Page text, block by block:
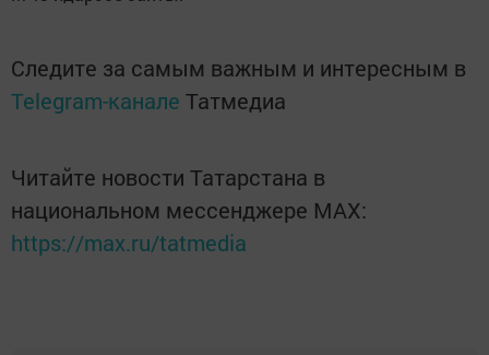
Следите за самым важным и интересным в
Telegram-канале Татмедиа
Читайте новости Татарстана в
национальном мессенджере MАХ:
https://max.ru/tatmedia